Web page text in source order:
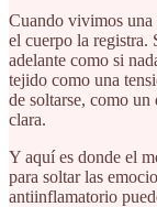
Cuando vivimos una
el cuerpo la registra.
adelante como si
tejido como una
de soltarse, como
clara.
Y aquí es donde el
para soltar las
antiinflamatorio